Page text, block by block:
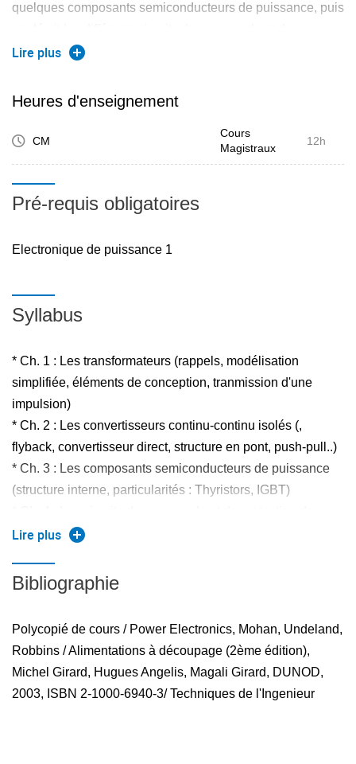
quelques composants semiconducteurs de puissance, puis
protection de ces composants. On décrit quelques types
petits signaux de ces convertisseurs. Un bureau d'étude
isolée.
Lire plus
Heures d'enseignement
CM
Cours
Magistraux
12h
Pré-requis obligatoires
Electronique de puissance 1
Syllabus
* Ch. 1 : Les transformateurs (rappels, modélisation
simplifiée, éléments de conception, tranmission d'une
impulsion)
* Ch. 2 : Les convertisseurs continu-continu isolés (,
flyback, convertisseur direct, structure en pont, push-pull..)
* Ch. 3 : Les composants semiconducteurs de puissance
(structure interne, particularités : Thyristors, IGBT)
composants de puissance (circuits de commande, circuits
* Ch. 5 : Les alimentations à découpage (structures
classiques, régulation en mode tension et en mode
puissance)
* Ch. 6 : Modélisation petits signaux des convertisseurs
(introduction à la modélisation)
Lire plus
Bibliographie
Polycopié de cours / Power Electronics, Mohan, Undeland,
Robbins / Alimentations à découpage (2ème édition),
Michel Girard, Hugues Angelis, Magali Girard, DUNOD,
2003, ISBN 2-1000-6940-3/ Techniques de l'Ingenieur